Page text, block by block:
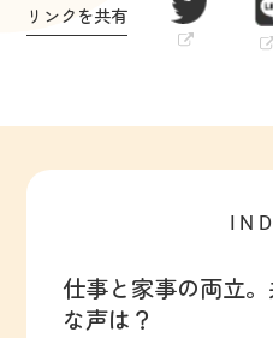
リンクを共有
仕事と家事の両立
な声は？